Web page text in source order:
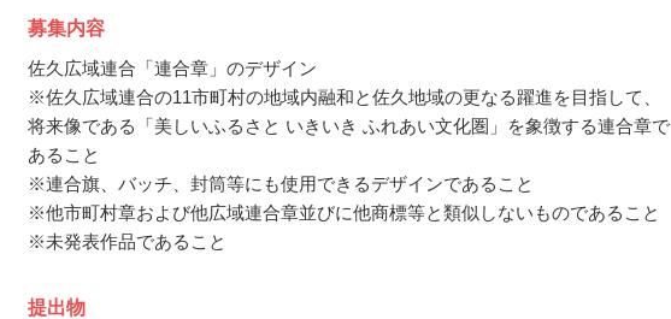
募集内容
佐久広域連合「連合章」のデザイン
※佐久広域連合の11市町村の地域内融和と佐久地域の更なる躍進を目指して、
将来像である「美しいふるさと いきいき ふれあい文化圏」を象徴する連合章で
あること
※連合旗、バッチ、封筒等にも使用できるデザインであること
※他市町村章および他広域連合章並びに他商標等と類似しないものであること
※未発表作品であること
提出物